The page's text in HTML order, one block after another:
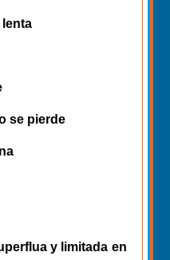
se pierde
y limitada en